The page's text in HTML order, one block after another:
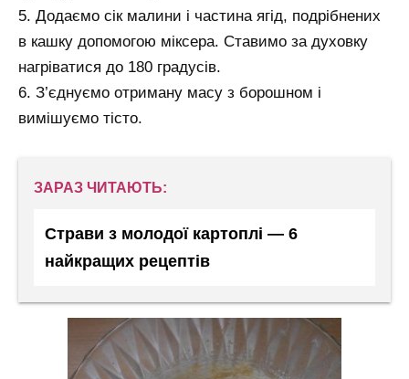
5. Додаємо сік малини і частина ягід, подрібнених
в кашку допомогою міксера. Ставимо за духовку
нагріватися до 180 градусів.
6. З’єднуємо отриману масу з борошном і
вимішуємо тісто.
ЗАРАЗ ЧИТАЮТЬ:
Страви з молодої картоплі — 6
найкращих рецептів